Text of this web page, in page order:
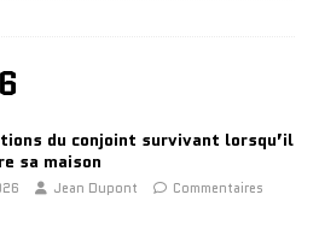
du conjoint survivant lorsqu’il
sa maison
Jean Dupont
Commentaires